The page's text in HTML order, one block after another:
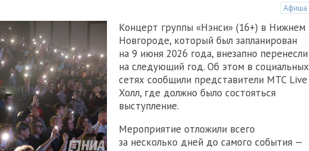
Афиша
Концерт группы «Нэнси» (16+) в Нижнем
Новгороде, который был запланирован
на 9 июня 2026 года, внезапно перенесли
на следующий год. Об этом в социальных
сетях сообщили представители МТС Live
Холл, где должно было состояться
выступление.
Мероприятие отложили всего
за несколько дней до самого события —